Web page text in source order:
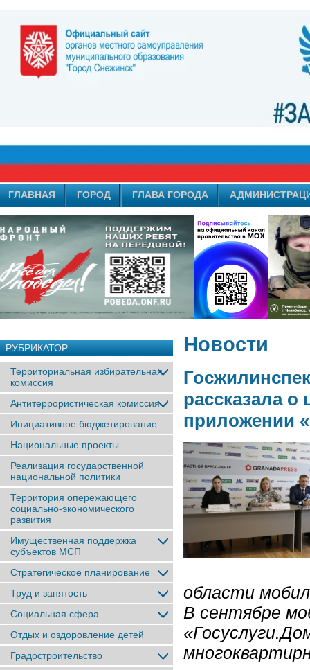
ГЛАВНАЯ ГОРОД ГЛАВА ГОРОДА
РУБРИКАТОР
Территориальная избирательная
комиссия
Антитеррористическая комиссия
Инициативное бюджетирование
Национальные проекты
Реализация государственной
национальной политики
Территория опережающего
социально-экономического
развития
Имущественная поддержка
субъектов МСП
Стратегическое планирование
Труд и занятость
Социальная сфера
Отдых и оздоровление детей
Градостроительство
Новости
рассказала
приложении
области
В сентябре